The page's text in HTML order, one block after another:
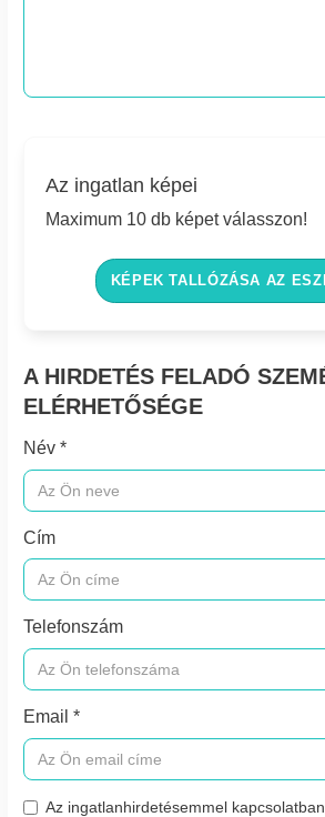
Az ingatlan képei
Maximum 10 db képet válasszon!
KÉPEK TALLÓZÁSA AZ
A HIRDETÉS FELADÓ
ELÉRHETŐSÉGE
Név *
Cím
Telefonszám
Email *
Az ingatlanhirdetésemmel